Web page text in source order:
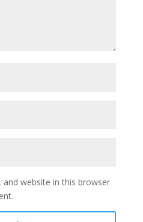
and website in this browser